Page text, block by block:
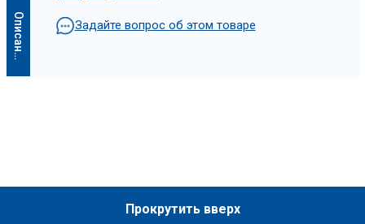
О
п
и
с
а
н
и
е
и
с
к
у
с
с
т
в
е
н
н
о
г
о
и
н
т
е
л
л
е
к
т
а Задайте вопрос об этом товаре
Прокрутить вверх